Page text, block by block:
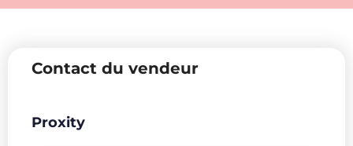
Contact du vendeur
Proxity